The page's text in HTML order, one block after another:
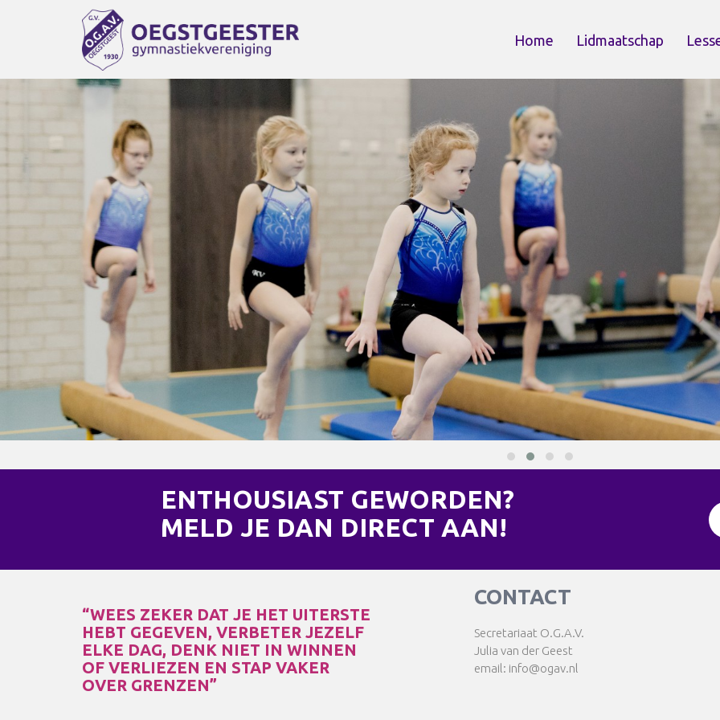
Home Lidmaatschap
ENTHOUSIAST GEWORDEN?
MELD JE DAN DIRECT AAN!
“WEES ZEKER DAT JE HET UITERSTE
HEBT GEGEVEN, VERBETER JEZELF
ELKE DAG, DENK NIET IN WINNEN
OF VERLIEZEN EN STAP VAKER
OVER GRENZEN”
CONTACT
Secretariaat O.G.A.V.
Julia van der Geest
email: info@ogav.nl